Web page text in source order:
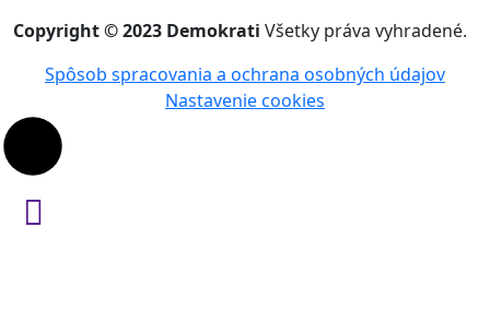
Copyright © 2023 Demokrati Všetky práva vyhradené.
Spôsob spracovania a ochrana osobných údajov
Nastavenie cookies